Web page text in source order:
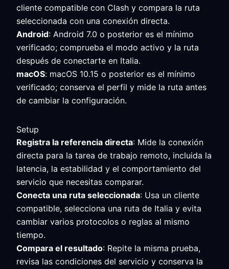
cliente compatible con Clash y compara la ruta
seleccionada con una conexión directa.
Android: Android 7.0 o posterior es el mínimo
verificado; comprueba el modo activo y la ruta
después de conectarte en Italia.
macOS: macOS 10.15 o posterior es el mínimo
verificado; conserva el perfil y mide la ruta antes
de cambiar la configuración.
Setup
Registra la referencia directa: Mide la conexión
directa para la tarea de trabajo remoto, incluida la
latencia, la estabilidad y el comportamiento del
servicio que necesitas comparar.
Conecta una ruta seleccionada: Usa un cliente
compatible, selecciona una ruta de Italia y evita
cambiar varios protocolos o reglas al mismo
tiempo.
Compara el resultado: Repite la misma prueba,
revisa las condiciones del servicio y conserva la